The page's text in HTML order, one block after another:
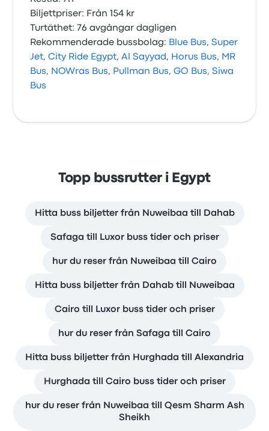
Biljettpriser: Från 154 kr
Turtäthet: 76 avgångar dagligen
Rekommenderade bussbolag: Blue Bus,Super
Jet,City Ride Egypt,Al Sayyad , Horus Bus, MR
Bus, NOWras Bus, Pullman Bus,GO Bus,Siwa
Bus
Topp bussrutter i Egypt
Hitta buss biljetter från Nuweibaa till Dahab
Safaga till Luxor buss tider och priser
hur du reser från Nuweibaa till Cairo
Hitta buss biljetter från Dahab till Nuweibaa
Cairo till Luxor buss tider och priser
hur du reser från Safaga till Cairo
Hitta buss biljetter från Hurghada till Alexandria
Hurghada till Cairo buss tider och priser
hur du reser från Nuweibaa till Qesm Sharm Ash
Sheikh